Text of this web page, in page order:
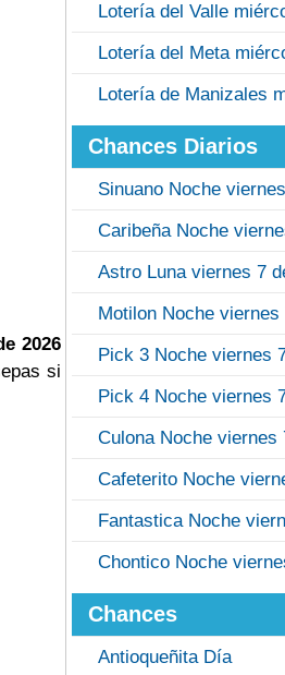
2026
si
Lotería del Valle
Lotería del Meta
Lotería de Manizales
Chances Diarios
Sinuano Noche
Caribeña Noche
Astro Luna viernes 7
Motilon Noche
Pick 3 Noche viernes
Pick 4 Noche viernes
Culona Noche viernes
Cafeterito Noche
Fantastica Noche
Chontico Noche
Chances
Antioqueñita Día